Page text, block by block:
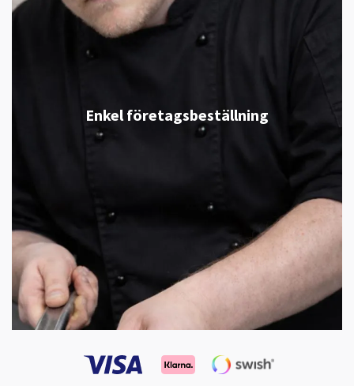
Enkel företagsbeställning